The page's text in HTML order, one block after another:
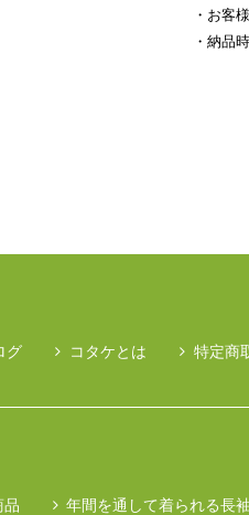
・お客
・納品
グ コタケとは 特定商
品 年間を通して着られる長